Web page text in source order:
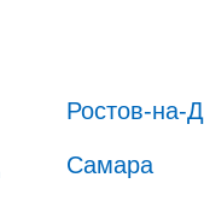
Ростов-на-
Самара